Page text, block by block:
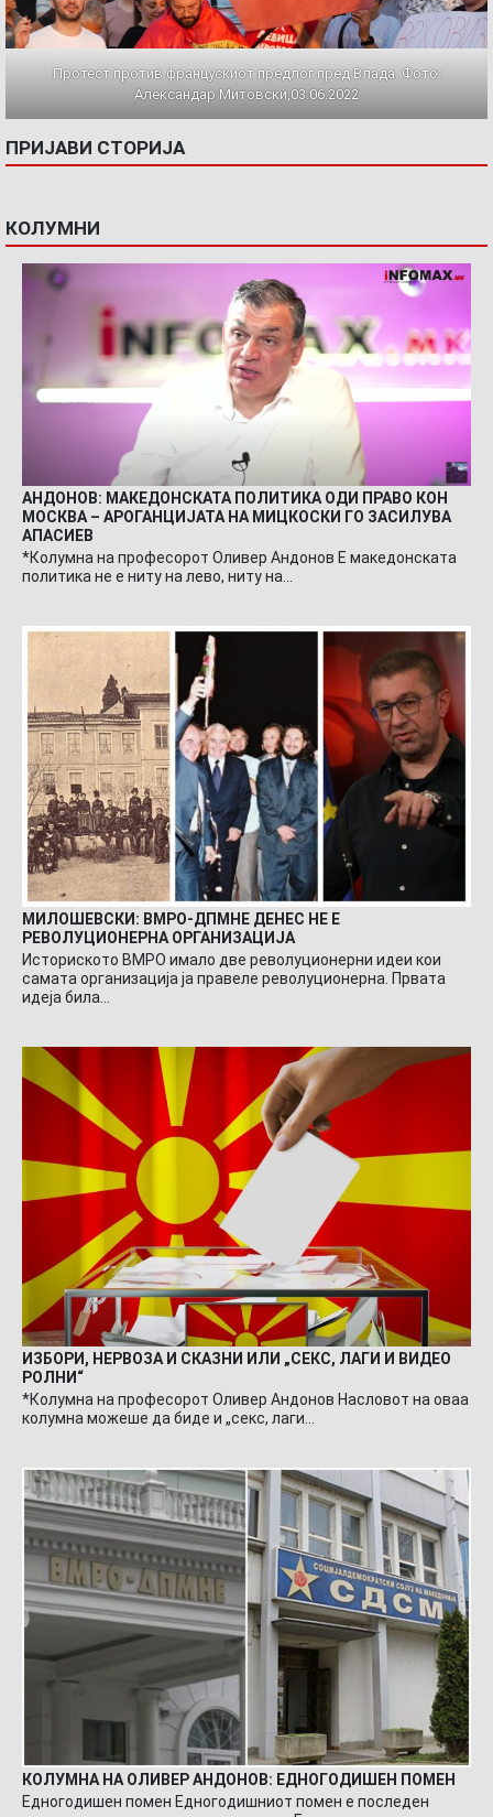
Протест против францускиот предлог пред Влада. Фото:
Александар Митовски,03.06.2022
ПРИЈАВИ СТОРИЈА
КОЛУМНИ
АНДОНОВ: МАКЕДОНСКАТА ПОЛИТИКА ОДИ ПРАВО КОН
МОСКВА – АРОГАНЦИЈАТА НА МИЦКОСКИ ГО ЗАСИЛУВА
АПАСИЕВ
*Колумна на професорот Оливер Андонов Е македонската
политика не е ниту на лево, ниту на…
МИЛОШЕВСКИ: ВМРО-ДПМНЕ ДЕНЕС НЕ Е
РЕВОЛУЦИОНЕРНА ОРГАНИЗАЦИЈА
Историското ВМРО имало две револуционерни идеи кои
самата организација ја правеле револуционерна. Првата
идеја била…
ИЗБОРИ, НЕРВОЗА И СКАЗНИ ИЛИ „СЕКС, ЛАГИ И ВИДЕО
РОЛНИ“
*Колумна на професорот Оливер Андонов Насловот на оваа
колумна можеше да биде и „секс, лаги…
КОЛУМНА НА ОЛИВЕР АНДОНОВ: ЕДНОГОДИШЕН ПОМЕН
Едногодишен помен Едногодишниот помен е последен